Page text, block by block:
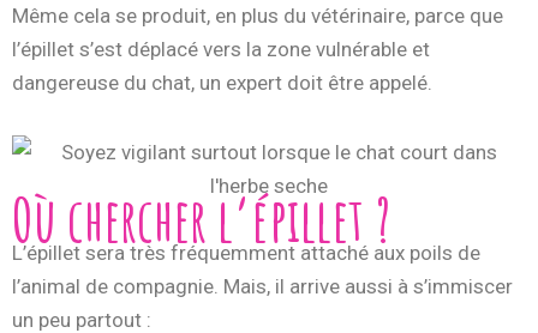
Même cela se produit, en plus du vétérinaire, parce que
l’épillet s’est déplacé vers la zone vulnérable et
dangereuse du chat, un expert doit être appelé.
Où chercher l’épillet ?
L’épillet sera très fréquemment attaché aux poils de
l’animal de compagnie. Mais, il arrive aussi à s’immiscer
un peu partout :